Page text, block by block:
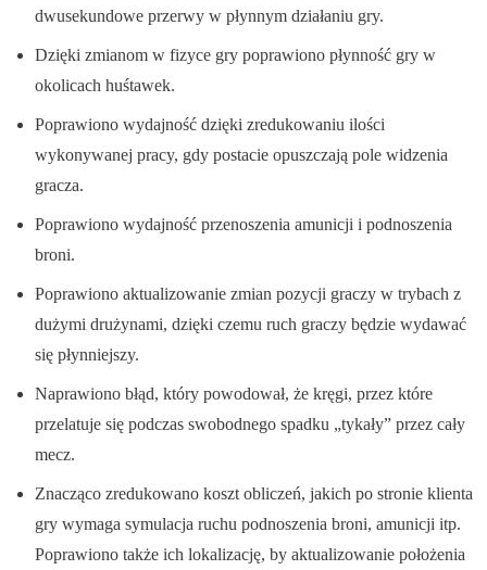
dwusekundowe przerwy w płynnym działaniu gry.
Dzięki zmianom w fizyce gry poprawiono płynność gry w
okolicach huśtawek.
Poprawiono wydajność dzięki zredukowaniu ilości
wykonywanej pracy, gdy postacie opuszczają pole widzenia
gracza.
Poprawiono wydajność przenoszenia amunicji i podnoszenia
broni.
Poprawiono aktualizowanie zmian pozycji graczy w trybach z
dużymi drużynami, dzięki czemu ruch graczy będzie wydawać
się płynniejszy.
Naprawiono błąd, który powodował, że kręgi, przez które
przelatuje się podczas swobodnego spadku „tykały” przez cały
mecz.
Znacząco zredukowano koszt obliczeń, jakich po stronie klienta
gry wymaga symulacja ruchu podnoszenia broni, amunicji itp.
Poprawiono także ich lokalizację, by aktualizowanie położenia